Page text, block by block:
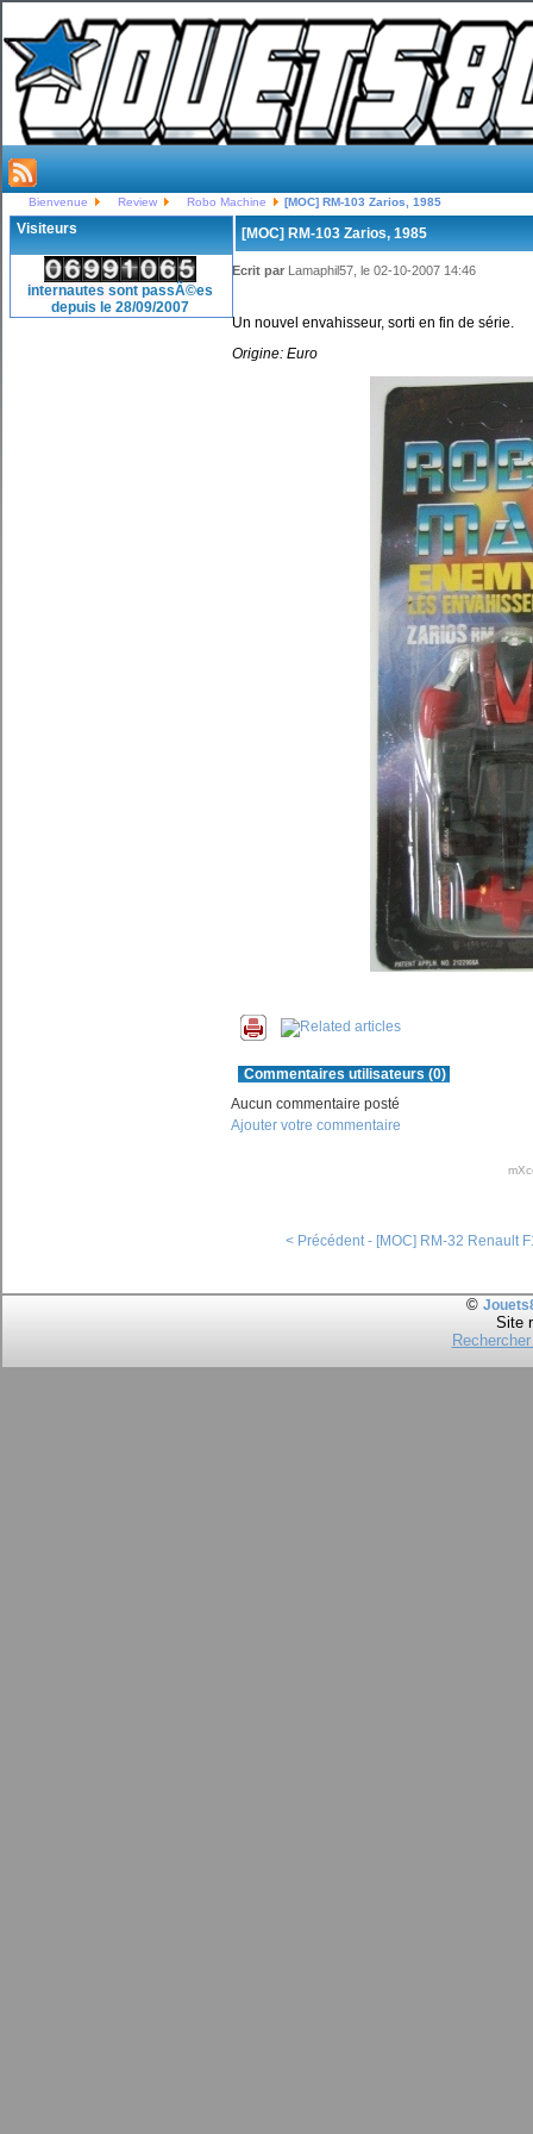
Bienvenue Review Robo Machine [MOC] RM-103 Zarios, 1985
Visiteurs
internautes sont passÃ©es
depuis le 28/09/2007
[MOC] RM-103 Zarios, 1985
Ecrit par Lamaphil57, le 02-10-2007 14:46
Un nouvel envahisseur, sorti en fin de série.
Origine: Euro
Commentaires utilisateurs (0)
Aucun commentaire posté
Ajouter votre commentaire
< Précédent - [MOC] RM-32 Renault
©
Site